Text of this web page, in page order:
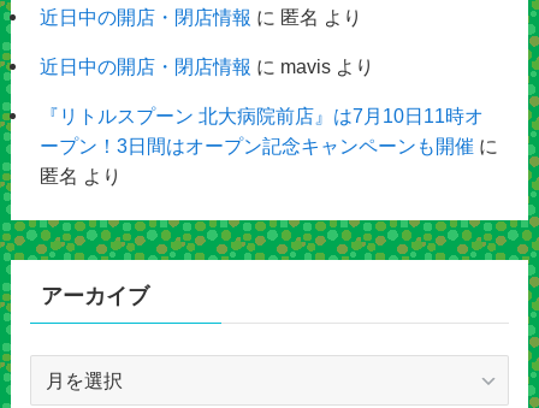
近日中の開店・閉店情報 に 匿名 より
近日中の開店・閉店情報 に mavisより
『リトルスプーン 北大病院前店』は7月10日11時オ
ープン！3日間はオープン記念キャンペーンも開催 に
匿名 より
アーカイブ